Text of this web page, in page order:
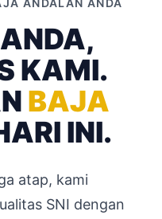
KAMI.
BAJA
INI.
atap, kami
SNI dengan